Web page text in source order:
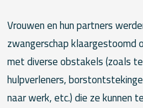
Vrouwen en hun partners
zwangerschap klaargestoomd
met diverse obstakels (zoals
hulpverleners,
naar werk, etc.) die ze kunnen